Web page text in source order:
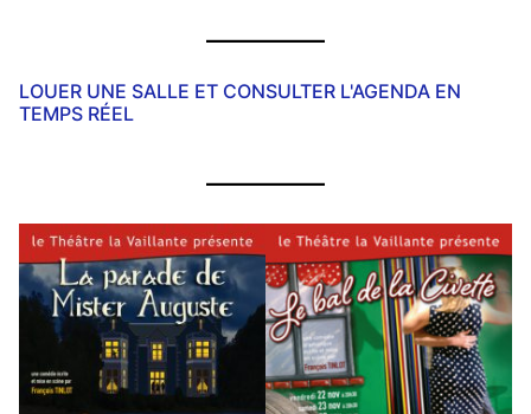
LOUER UNE SALLE ET CONSULTER L'AGENDA EN
TEMPS RÉEL